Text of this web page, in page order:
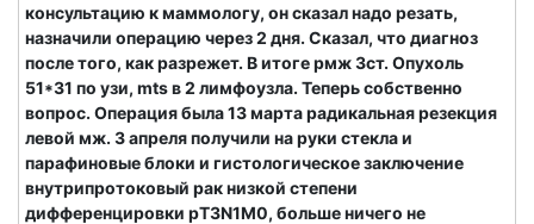
консультацию к маммологу, он сказал надо резать,
назначили операцию через 2 дня. Сказал, что диагноз
после того, как разрежет. В итоге рмж 3ст. Опухоль
51*31 по узи, mts в 2 лимфоузла. Теперь собственно
вопрос. Операция была 13 марта радикальная резекция
левой мж. 3 апреля получили на руки стекла и
парафиновые блоки и гистологическое заключение
внутрипротоковый рак низкой степени
дифференцировки рT3N1M0, больше ничего не